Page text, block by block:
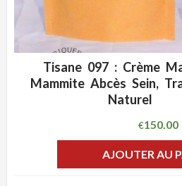
ADD WISHLIST
Tisane 097 : Crème
Mammite Abcès Sein,
Naturel
€150.00
AJOUTER AU